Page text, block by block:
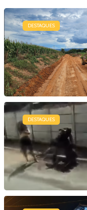
DESTAQUES
DESTAQUES